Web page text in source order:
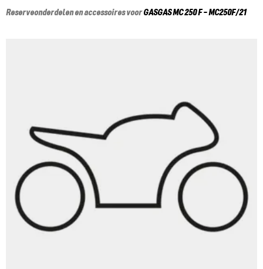
Reserveonderdelen en accessoires voorGASGASMC 250 F - MC250F/21